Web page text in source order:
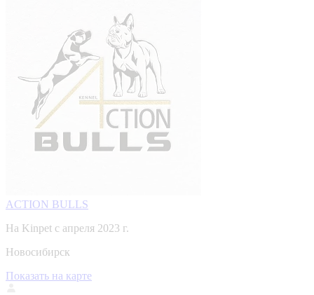
ACTION BULLS
На Kinpet c апреля 2023 г.
Новосибирск
Показать на карте